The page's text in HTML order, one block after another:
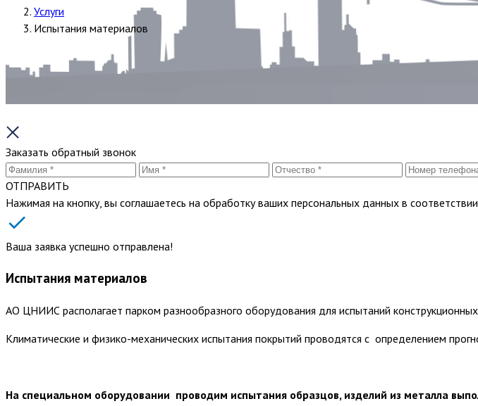
Услуги
Испытания материалов
Заказать обратный звонок
ОТПРАВИТЬ
Нажимая на кнопку, вы соглашаетесь на обработку ваших персональных данных в
Ваша заявка успешно отправлена!
Испытания материалов
АО ЦНИИС располагает парком разнообразного оборудования для испытаний
Климатические и физико-механических испытания покрытий проводятся с определением
На специальном оборудовании проводим испытания образцов, изделий из металла